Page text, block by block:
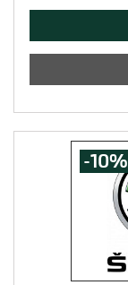
-10%